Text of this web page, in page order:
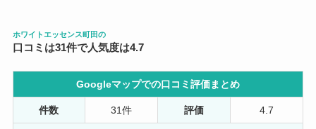
ホワイトエッセンス町田の
口コミは31件で人気度は4.7
Googleマップでの口コミ評価まとめ
件数 31件 評価 4.7